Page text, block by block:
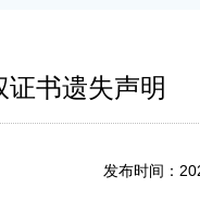
书遗失声明
发布时间：